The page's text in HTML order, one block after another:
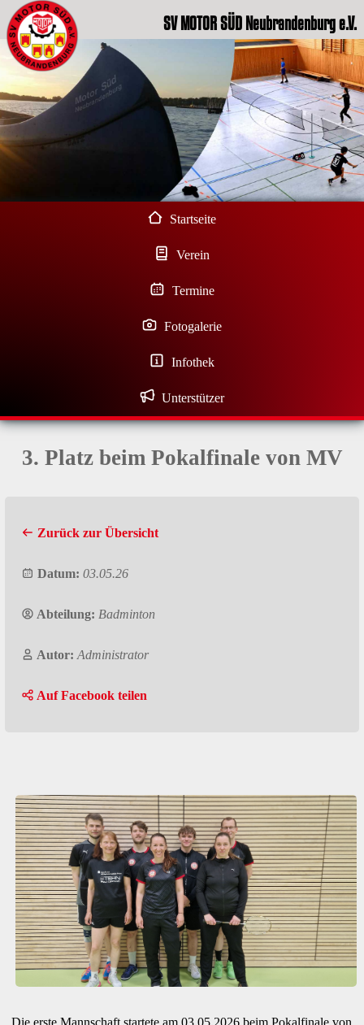
SV MOTOR SÜD Neubrandenburg e.V.
Startseite
Verein
Termine
Fotogalerie
Infothek
Unterstützer
3. Platz beim Pokalfinale von MV
Zurück zur Übersicht
Datum:03.05.26
Abteilung: Badminton
Autor:Administrator
Auf Facebook teilen